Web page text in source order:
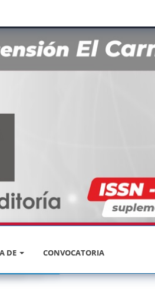
DE
revista
CONVOCATORIA